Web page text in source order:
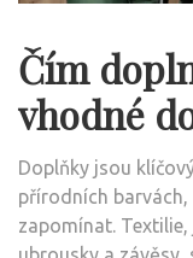
Čím
vhodné
Doplňky jsou
přírodních
zapomínat.